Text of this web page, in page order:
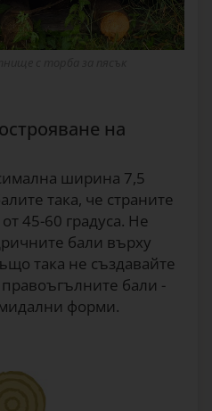
на
ширина 7,5
така, че страните
45-60 градуса. Не
бали върху
така не създавайте
бали -
форми.